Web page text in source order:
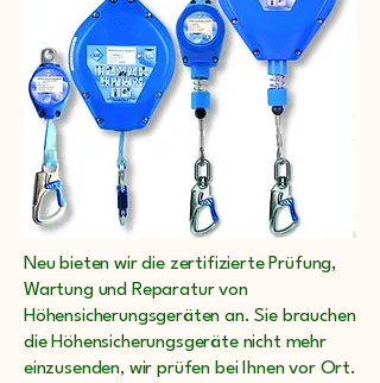
Neu bieten wir die zertifizierte Prüfung,
Wartung und Reparatur von
Höhensicherungsgeräten an. Sie brauchen
die Höhensicherungsgeräte nicht mehr
einzusenden, wir prüfen bei Ihnen vor Ort.